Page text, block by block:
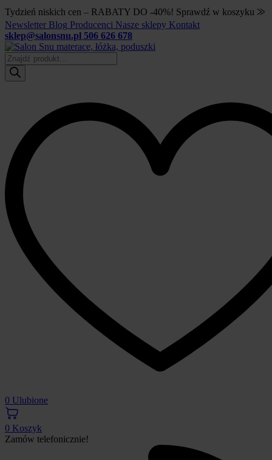
Tydzień niskich cen – RABATY DO -40%! Sprawdź w koszyku ⨠
Newsletter Blog Producenci Nasze sklepy Kontakt
sklep@salonsnu.pl 506 626 678
Wyszukiwarka
produktów
0 Ulubione
0 Koszyk
Zamów telefonicznie!